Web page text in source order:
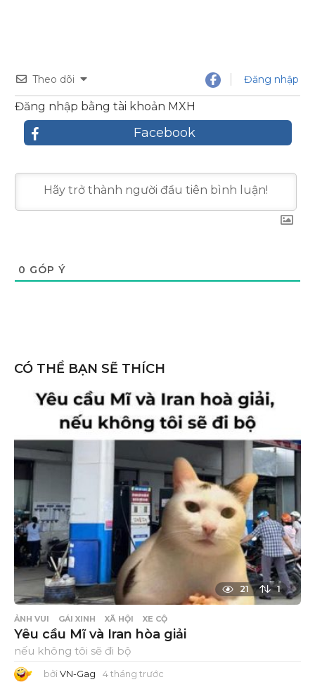
Theo dõi Đăng nhập
Đăng nhập bằng tài khoản MXH
Facebook
0 GÓP Ý
CÓ THỂ BẠN SẼ THÍCH
21 1
ẢNH VUI GÁI XINH XÃ HỘI XE CỘ
Yêu cầu Mĩ và Iran hòa giải
nếu không tôi sẽ đi bộ
bởi VN-Gag 4 tháng trước